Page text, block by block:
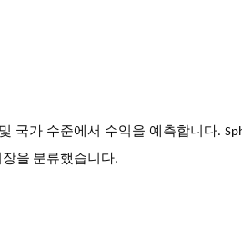
국가 수준에서 수익을 예측합니다.
을 분류했습니다.